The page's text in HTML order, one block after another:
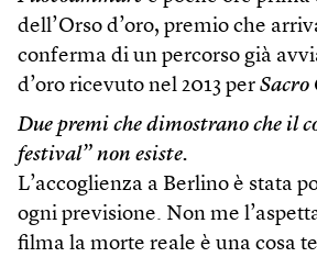
dell’Orso d’oro, premio che
conferma di un percorso già
d’oro ricevuto nel 2013 per Sacro
Due premi che dimostrano che il
festival” non esiste.
L’accoglienza a Berlino è stata
ogni previsione. Non me
filma la morte reale è una cosa